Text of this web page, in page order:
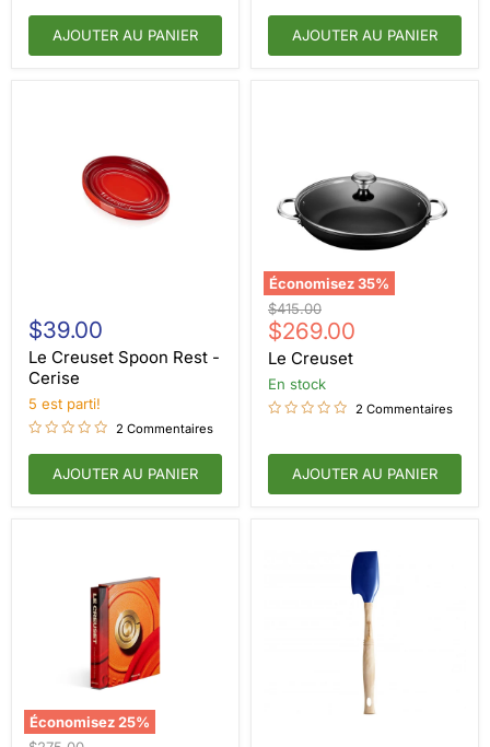
AJOUTER AU PANIER AJOUTER AU PANIER
Creuset
Spoon
Rest
Cerise
$39.00
Le Creuset Spoon Rest -
Cerise
5 est parti!
2 Commentaires
AJOUTER AU PANIER
Économisez35%
Le
Creuset
Prix
d'origine
$415.00
Prix
actuel
$269.00
Le Creuset
en stock
2 Commentaires
AJOUTER AU PANIER
Économisez 25%
Le